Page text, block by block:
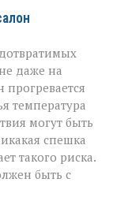
даже на
температура
могут быть
спешка
такого риска.
быть с